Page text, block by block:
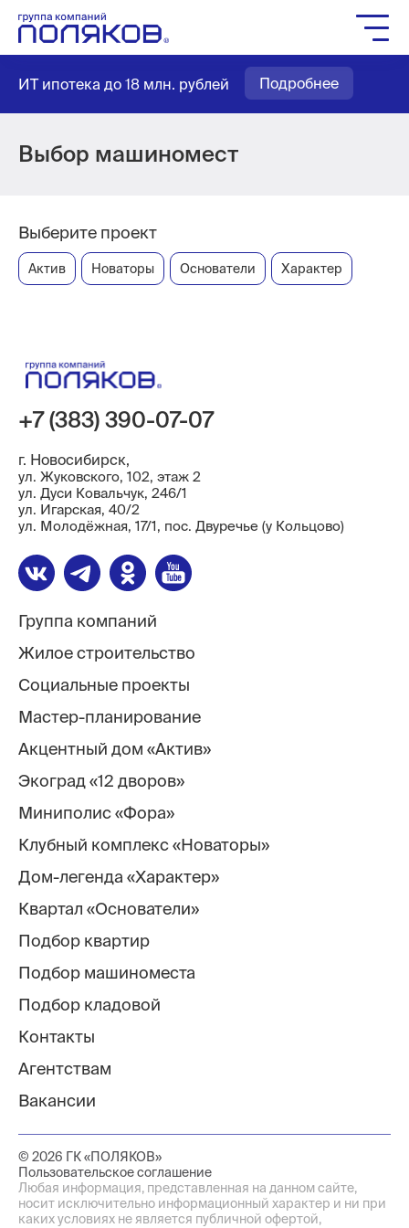
ИТ ипотека до 18 млн. рублей Подробнее
Группа компаний
Жилое строительство
Социальное строительство
Мастер-планирование
Выбор кладовых
Как купить
Новости
Контакты
Выбор машиномест
Выберите проект
Актив Новаторы Основатели Характер
+7 (383) 390-07-07
г. Новосибирск,
ул. Жуковского, 102, этаж 2
ул. Дуси Ковальчук, 246/1
ул. ​Игарская, 40/2
ул. Молодёжная, 17/1, пос. Двуречье (у Кольцово)
Группа компаний
Жилое строительство
Социальные проекты
Мастер-планирование
Акцентный дом «Актив»
Экоград «12 дворов»
Миниполис «Фора»
Клубный комплекс «Новаторы»
Дом-легенда «Характер»
Квартал «Основатели»
Подбор квартир
Подбор машиноместа
Подбор кладовой
Контакты
Агентствам
Вакансии
© 2026 ГК «ПОЛЯКОВ»
Пользовательское соглашение
Любая информация, представленная на данном сайте,
носит исключительно информационный характер и ни при
каких условиях не является публичной офертой,